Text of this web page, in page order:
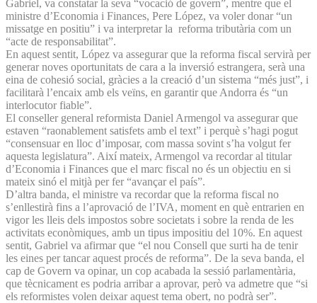
Gabriel, va constatar la seva “vocació de govern”, mentre que el
ministre d’Economia i Finances, Pere López, va voler donar “un
missatge en positiu” i va interpretar la reforma tributària com un
“acte de responsabilitat”.
En aquest sentit, López va assegurar que la reforma fiscal servirà per
generar noves oportunitats de cara a la inversió estrangera, serà una
eina de cohesió social, gràcies a la creació d’un sistema “més just”, i
facilitarà l’encaix amb els veïns, en garantir que Andorra és “un
interlocutor fiable”.
El conseller general reformista Daniel Armengol va assegurar que
estaven “raonablement satisfets amb el text” i perquè s’hagi pogut
“consensuar en lloc d’imposar, com massa sovint s’ha volgut fer
aquesta legislatura”. Així mateix, Armengol va recordar al titular
d’Economia i Finances que el marc fiscal no és un objectiu en si
mateix sinó el mitjà per fer “avançar el país”.
D’altra banda, el ministre va recordar que la reforma fiscal no
s’enllestirà fins a l’aprovació de l’IVA, moment en què entrarien en
vigor les lleis dels impostos sobre societats i sobre la renda de les
activitats econòmiques, amb un tipus impositiu del 10%. En aquest
sentit, Gabriel va afirmar que “el nou Consell que surti ha de tenir
les eines per tancar aquest procés de reforma”. De la seva banda, el
cap de Govern va opinar, un cop acabada la sessió parlamentària,
que tècnicament es podria arribar a aprovar, però va admetre que “si
els reformistes volen deixar aquest tema obert, no podrà ser”.